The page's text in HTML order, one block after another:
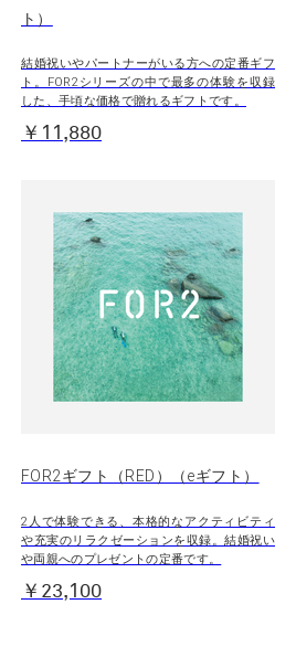
ト）
結婚祝いやパートナーがいる方への定番ギフ
ト。FOR2シリーズの中で最多の体験を収録
した、手頃な価格で贈れるギフトです。
￥11,880
FOR2ギフト（RED）（eギフト）
2人で体験できる、本格的なアクティビティ
や充実のリラクゼーションを収録。結婚祝い
や両親へのプレゼントの定番です。
￥23,100